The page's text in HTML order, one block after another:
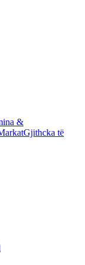
&
Gjithcka të